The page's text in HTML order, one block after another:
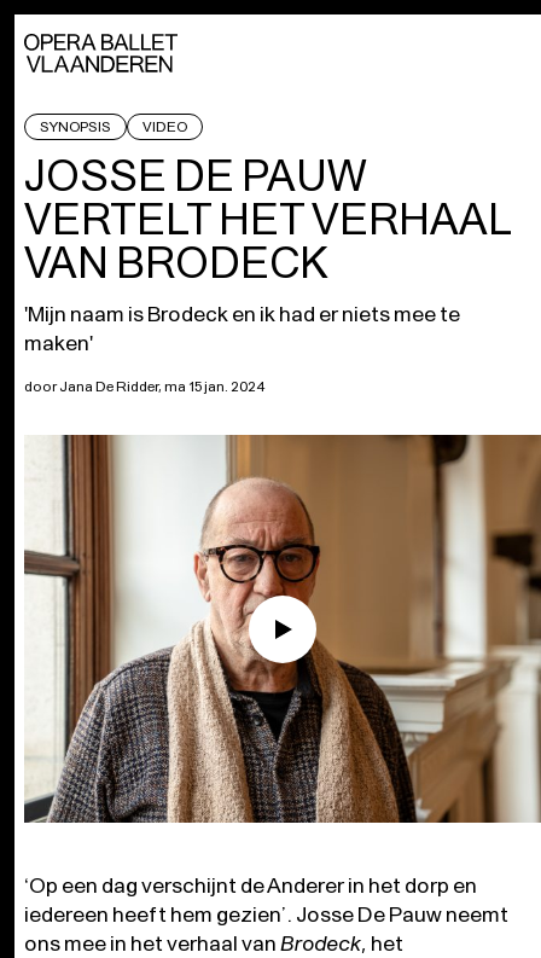
SYNOPSIS VIDEO
JOSSE DE PAUW
VERTELT HET VERHAAL
VAN BRODECK
'Mijn naam is Brodeck en ik had er niets mee te
maken'
door Jana De Ridder, ma 15 jan. 2024
‘Op een dag verschijnt de Anderer in het dorp en
iedereen heeft hem gezien’. Josse De Pauw neemt
ons mee in het verhaal vanBrodeck, het